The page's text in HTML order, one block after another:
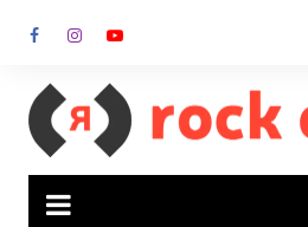
para
conteúdo